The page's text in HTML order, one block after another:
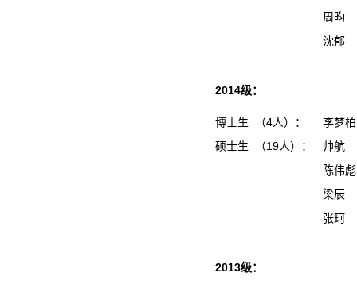
周昀
沈郁
2014级：
博士生 （4人）：
李梦
硕士生 （19人）：
帅航
陈伟
梁辰
张珂
2013级：